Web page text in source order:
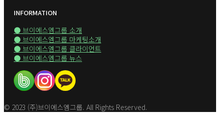
INFORMATION
● 브이에스엠그룹 소개
● 브이에스엠그룹 마케팅소개
● 브이에스엠그룹 클라이언트
● 브이에스엠그룹 뉴스
© 2023 (주)브이에스엠그룹. All Rights Reserved.